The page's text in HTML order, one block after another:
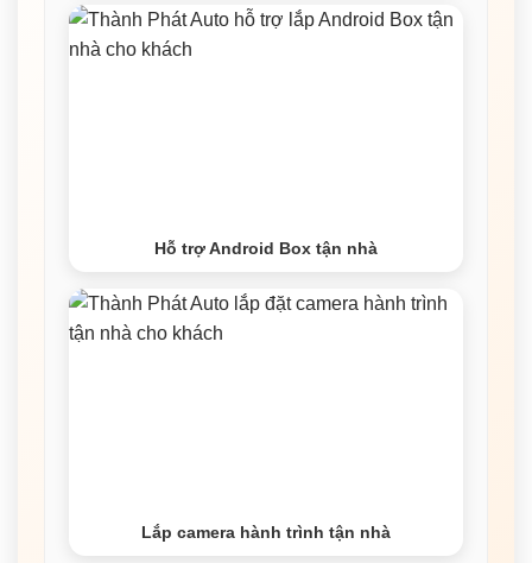
Hỗ trợ Android Box tận nhà
Lắp camera hành trình tận nhà